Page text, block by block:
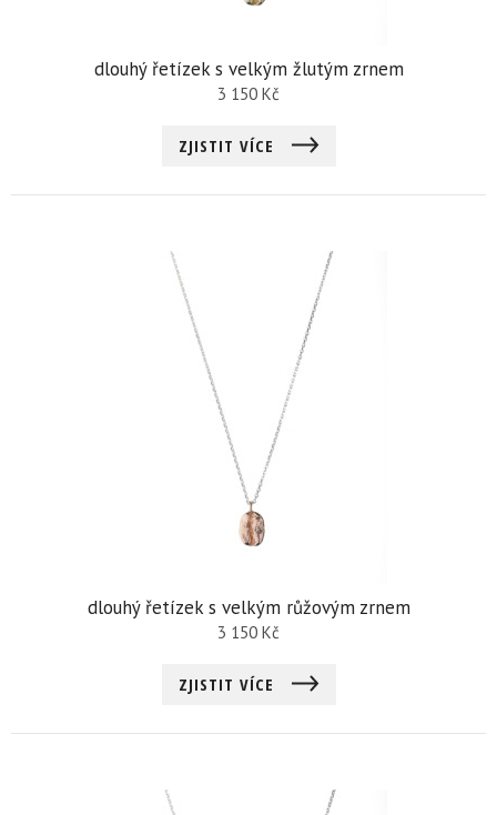
dlouhý řetízek s velkým žlutým zrnem
3 150 Kč
ZJISTIT VÍCE
dlouhý řetízek s velkým růžovým zrnem
3 150 Kč
ZJISTIT VÍCE